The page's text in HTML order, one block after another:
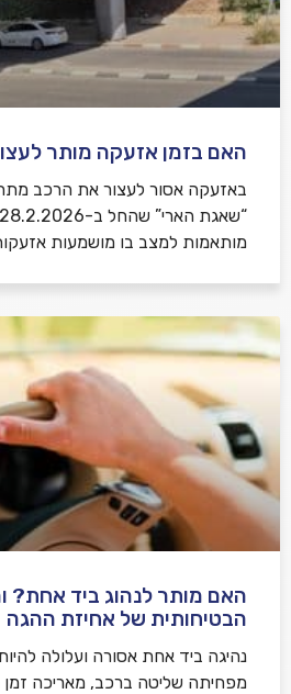
האם בזמן אזעקה מותר
באזעקה אסור לעצור את הרכב
מותאמות למצב בו מושמעות
האם מותר לנהוג ביד
הבטיחותית של אחיזת ההגה
נהיגה ביד אחת אסורה ועלולה
מפחיתה שליטה ברכב, מאריכה זמן